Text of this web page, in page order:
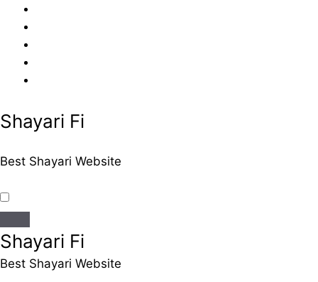
content
Shayari Fi
Best Shayari Website
Shayari Fi
Best Shayari Website